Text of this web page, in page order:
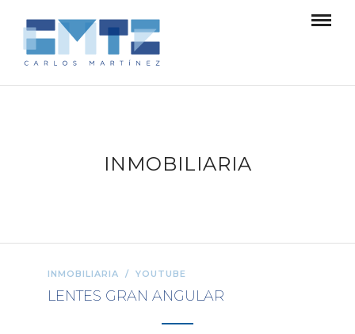
INMOBILIARIA
INMOBILIARIA / YOUTUBE
LENTES GRAN ANGULAR